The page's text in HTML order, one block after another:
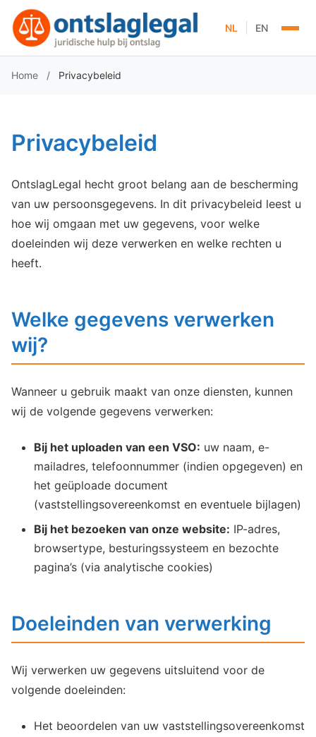
NL EN
Home / Privacybeleid
Privacybeleid
OntslagLegal hecht groot belang aan de bescherming
van uw persoonsgegevens. In dit privacybeleid leest u
hoe wij omgaan met uw gegevens, voor welke
doeleinden wij deze verwerken en welke rechten u
heeft.
Welke gegevens verwerken
wij?
Wanneer u gebruik maakt van onze diensten, kunnen
wij de volgende gegevens verwerken:
Bij het uploaden van een VSO: uw naam, e-
mailadres, telefoonnummer (indien opgegeven) en
het geüploade document
(vaststellingsovereenkomst en eventuele bijlagen)
Bij het bezoeken van onze website: IP-adres,
browsertype, besturingssysteem en bezochte
pagina’s (via analytische cookies)
Doeleinden van verwerking
Wij verwerken uw gegevens uitsluitend voor de
volgende doeleinden:
Het beoordelen van uw vaststellingsovereenkomst